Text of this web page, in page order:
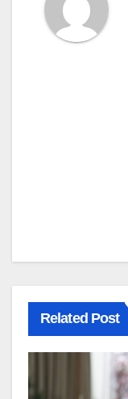
Related Post